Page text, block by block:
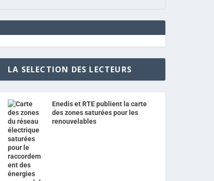
LA SELECTION DES LECTEURS
Enedis et RTE publient la carte
des zones saturées pour les
renouvelables